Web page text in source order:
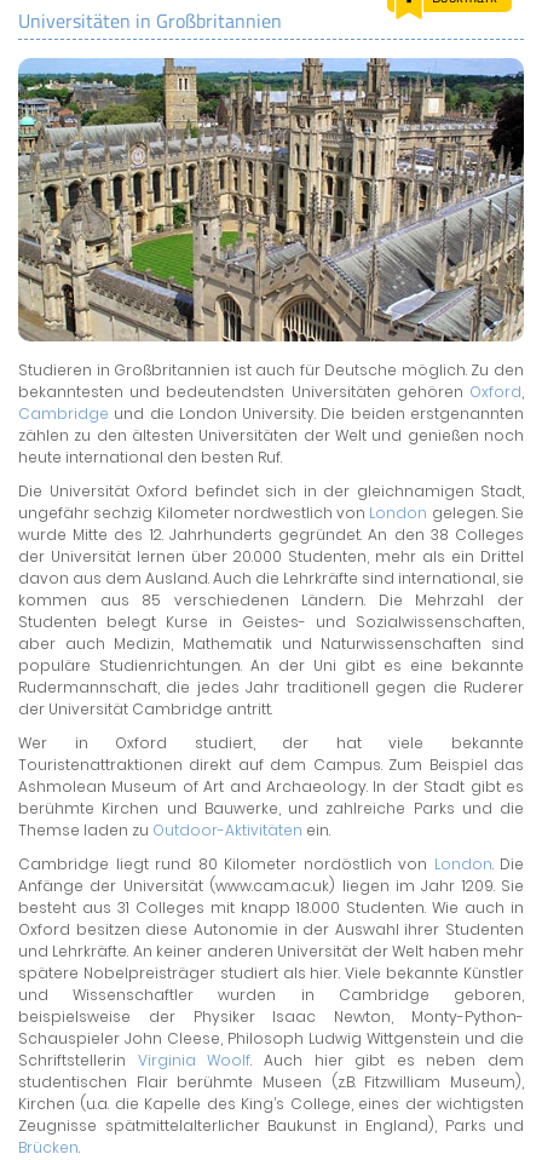
LAND & LEUTE
LERNCENTER
ENGLISCH
ENGLAND ZUHAUSE
BRITISH SHOP
Universitäten in Großbritannien
Studieren in Großbritannien ist auch für Deutsche möglich. Zu den
bekanntesten und bedeutendsten Universitäten gehören Oxford,
Cambridge und die London University. Die beiden erstgenannten
zählen zu den ältesten Universitäten der Welt und genießen noch
heute international den besten Ruf.
Die Universität Oxford befindet sich in der gleichnamigen Stadt,
ungefähr sechzig Kilometer nordwestlich von London gelegen. Sie
wurde Mitte des 12. Jahrhunderts gegründet. An den 38 Colleges
der Universität lernen über 20.000 Studenten, mehr als ein Drittel
davon aus dem Ausland. Auch die Lehrkräfte sind international, sie
kommen aus 85 verschiedenen Ländern. Die Mehrzahl der
Studenten belegt Kurse in Geistes- und Sozialwissenschaften,
aber auch Medizin, Mathematik und Naturwissenschaften sind
populäre Studienrichtungen. An der Uni gibt es eine bekannte
Rudermannschaft, die jedes Jahr traditionell gegen die Ruderer
der Universität Cambridge antritt.
Wer in Oxford studiert, der hat viele bekannte
Touristenattraktionen direkt auf dem Campus. Zum Beispiel das
Ashmolean Museum of Art and Archaeology. In der Stadt gibt es
berühmte Kirchen und Bauwerke, und zahlreiche Parks und die
Themse laden zu Outdoor-Aktivitäten ein.
Cambridge liegt rund 80 Kilometer nordöstlich von London. Die
Anfänge der Universität (www.cam.ac.uk) liegen im Jahr 1209. Sie
besteht aus 31 Colleges mit knapp 18.000 Studenten. Wie auch in
Oxford besitzen diese Autonomie in der Auswahl ihrer Studenten
und Lehrkräfte. An keiner anderen Universität der Welt haben mehr
spätere Nobelpreisträger studiert als hier. Viele bekannte Künstler
und Wissenschaftler wurden in Cambridge geboren,
beispielsweise der Physiker Isaac Newton, Monty-Python-
Schauspieler John Cleese, Philosoph Ludwig Wittgenstein und die
Schriftstellerin Virginia Woolf. Auch hier gibt es neben dem
studentischen Flair berühmte Museen (z.B. Fitzwilliam Museum),
Kirchen (u.a. die Kapelle des King’s College, eines der wichtigsten
Zeugnisse spätmittelalterlicher Baukunst in England), Parks und
Brücken.